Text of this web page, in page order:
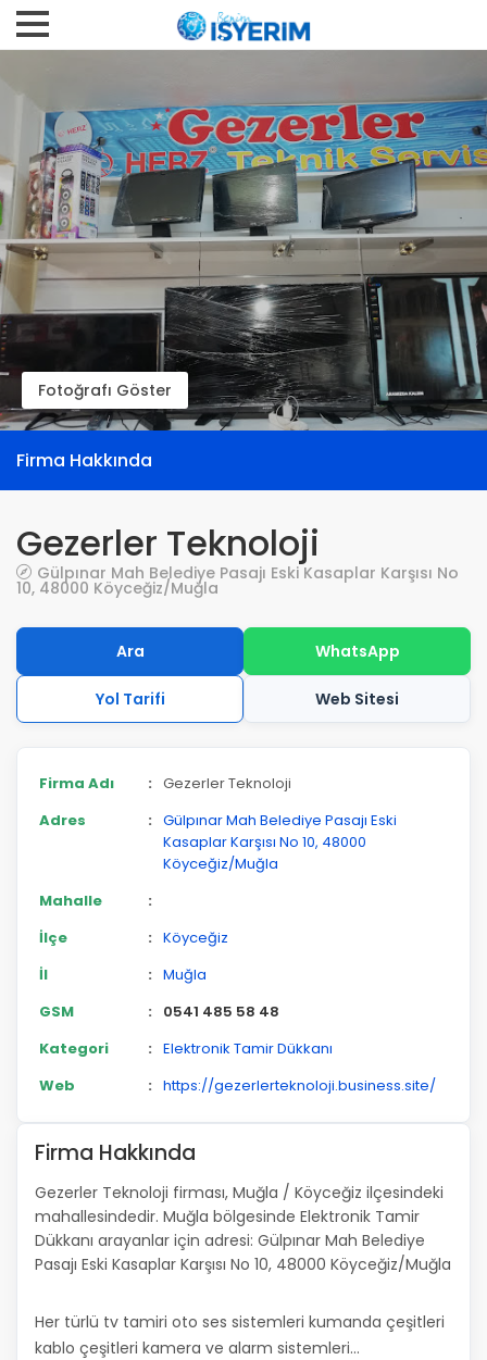
Fotoğrafı Göster
Firma Hakkında
Gezerler Teknoloji
Gülpınar Mah Belediye Pasajı Eski Kasaplar Karşısı No
10, 48000 Köyceğiz/Muğla
Ara WhatsApp
Yol Tarifi Web Sitesi
Firma Adı : Gezerler Teknoloji
Adres
: Gülpınar Mah Belediye Pasajı Eski
Kasaplar Karşısı No 10, 48000
Köyceğiz/Muğla
Mahalle
:
İlçe
: Köyceğiz
İl
: Muğla
GSM
:
0541 485 58 48
Kategori
: Elektronik Tamir Dükkanı
Web
: https://gezerlerteknoloji.business.site/
Firma Hakkında
Gezerler Teknoloji firması, Muğla / Köyceğiz ilçesindeki
mahallesindedir. Muğla bölgesinde Elektronik Tamir
Dükkanı arayanlar için adresi: Gülpınar Mah Belediye
Pasajı Eski Kasaplar Karşısı No 10, 48000 Köyceğiz/Muğla
Her türlü tv tamiri oto ses sistemleri kumanda çeşitleri
kablo çeşitleri kamera ve alarm sistemleri...